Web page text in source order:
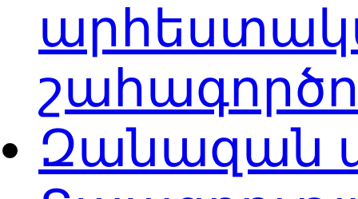
Զանազան